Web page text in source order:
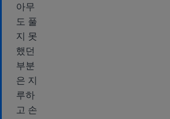
아무
도 풀
지 못
했던
부분
은 지
루하
고 손